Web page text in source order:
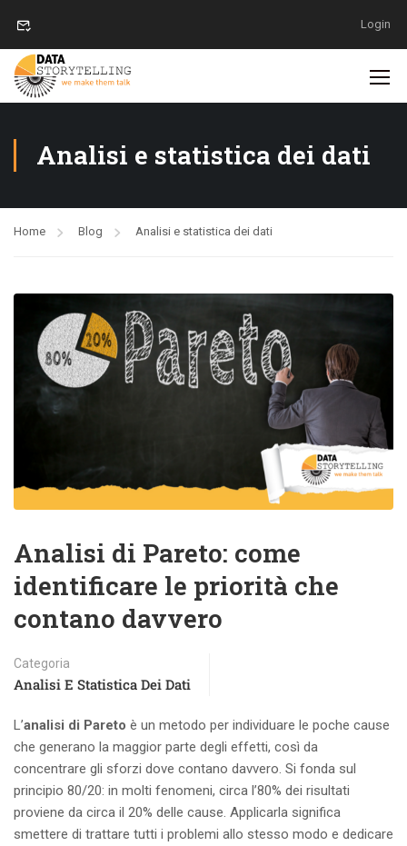
Login
Analisi e statistica dei dati
Home Blog Analisi e statistica dei dati
Analisi di Pareto: come
identificare le priorità che
contano davvero
Categoria
Analisi E Statistica Dei Dati
L’analisi di Pareto è un metodo per individuare le poche cause
che generano la maggior parte degli effetti, così da
concentrare gli sforzi dove contano davvero. Si fonda sul
principio 80/20: in molti fenomeni, circa l’80% dei risultati
proviene da circa il 20% delle cause. Applicarla significa
smettere di trattare tutti i problemi allo stesso modo e dedicare